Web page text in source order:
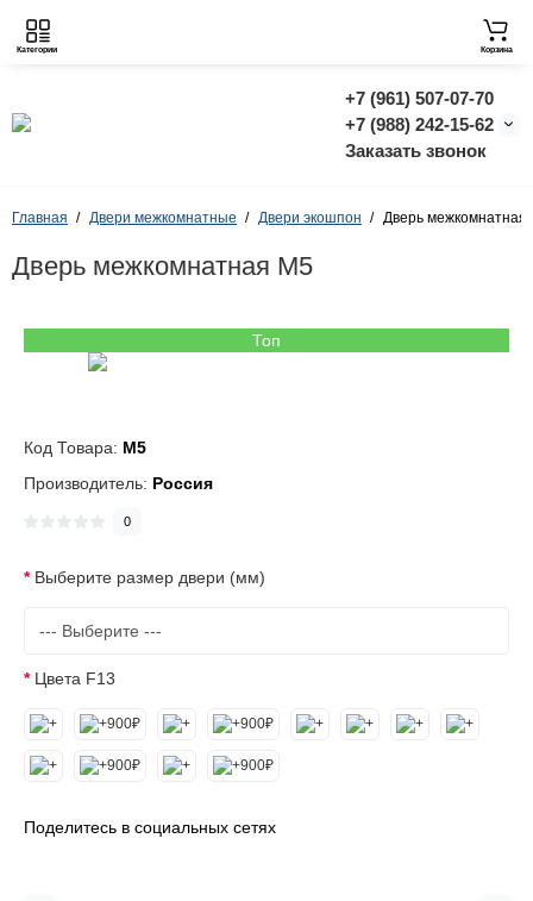
+7 (961) 507-07-70
+7 (988) 242-15-62
Заказать звонок
Категории Корзина
Главная Двери межкомнатные Двери экошпон Дверь межкомнатная
Дверь межкомнатная M5
Топ
Код Товара: M5
Производитель: Россия
0
Выберите размер двери (мм)
Цвета F13
Поделитесь в социальных сетях